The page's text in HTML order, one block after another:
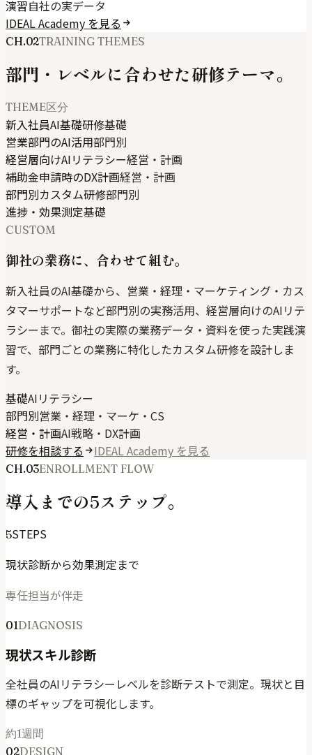
演習自社の実データ
IDEAL Academy を見る
CH.02TRAINING THEMES
部門・レベルに合わせた研修テーマ。
THEME区分
新入社員AI基礎研修基礎
営業部門のAI活用部門別
経営層向けAIリテラシー経営・計画
補助金申請時のDX計画経営・計画
部門別カスタム研修部門別
進捗・効果測定基礎
CUSTOM
御社の業務に、合わせて組む。
新入社員のAI基礎から、営業・経理・マーケティング・カス
タマーサポートなど部門別の実務活用、経営層向けのAIリテ
ラシーまで。御社の実際の業務データ・資料を使った実践演
習で、部門ごとの業務に特化したカスタム研修を設計しま
す。
基礎AIリテラシー
部門別営業・経理・マーケ・CS
経営・計画AI戦略・DX計画
研修を相談する
IDEAL Academy を見る
CH.03ENROLLMENT FLOW
導入までの5ステップ。
5STEPS
現状診断から効果測定まで
専任担当が伴走
01DIAGNOSIS
現状スキル診断
全社員のAIリテラシーレベルを診断テストで測定。現状と目
標のギャップを可視化します。
約1週間
02DESIGN